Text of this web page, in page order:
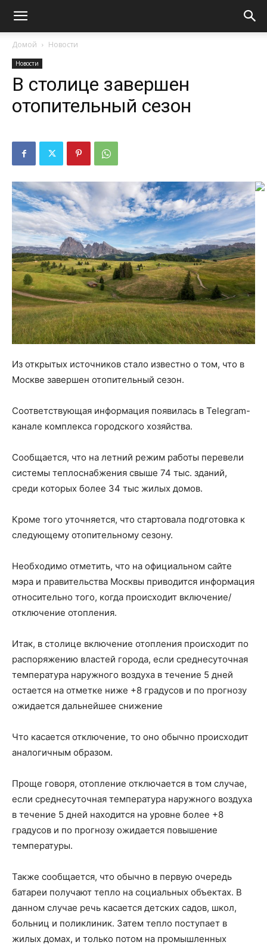
Домой Новости
Новости
В столице завершен
отопительный сезон
Из открытых источников стало известно о том, что в
Москве завершен отопительный сезон.
Соответствующая информация появилась в Telegram-
канале комплекса городского хозяйства.
Сообщается, что на летний режим работы перевели
системы теплоснабжения свыше 74 тыс. зданий,
среди которых более 34 тыс жилых домов.
Кроме того уточняется, что стартовала подготовка к
следующему отопительному сезону.
Необходимо отметить, что на официальном сайте
мэра и правительства Москвы приводится информация
относительно того, когда происходит включение/
отключение отопления.
Итак, в столице включение отопления происходит по
распоряжению властей города, если среднесуточная
температура наружного воздуха в течение 5 дней
остается на отметке ниже +8 градусов и по прогнозу
ожидается дальнейшее снижение
Что касается отключение, то оно обычно происходит
аналогичным образом.
Проще говоря, отопление отключается в том случае,
если среднесуточная температура наружного воздуха
в течение 5 дней находится на уровне более +8
градусов и по прогнозу ожидается повышение
температуры.
Также сообщается, что обычно в первую очередь
батареи получают тепло на социальных объектах. В
данном случае речь касается детских садов, школ,
больниц и поликлиник. Затем тепло поступает в
жилых домах, и только потом на промышленных